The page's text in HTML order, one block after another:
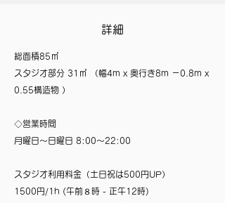
詳細
総面積85㎡
スタジオ部分 31㎡ （幅4m x 奥行き8m －0.8m x
0.55構造物 ）
◇営業時間
月曜日～日曜日 8:00～22:00
スタジオ利用料金（土日祝は500円UP）
1500円/1h (午前８時 - 正午12時)